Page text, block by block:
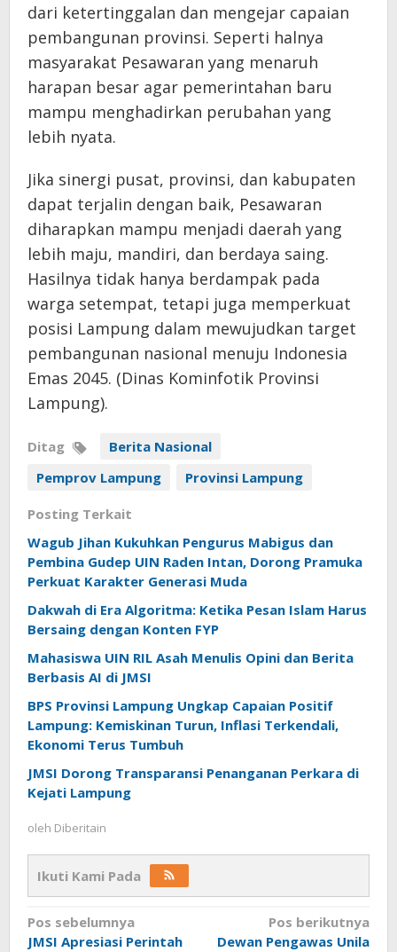
dari ketertinggalan dan mengejar capaian
pembangunan provinsi. Seperti halnya
masyarakat Pesawaran yang menaruh
harapan besar agar pemerintahan baru
mampu menghadirkan perubahan yang
lebih nyata.
Jika sinergi pusat, provinsi, dan kabupaten
dapat terjalin dengan baik, Pesawaran
diharapkan mampu menjadi daerah yang
lebih maju, mandiri, dan berdaya saing.
Hasilnya tidak hanya berdampak pada
warga setempat, tetapi juga memperkuat
posisi Lampung dalam mewujudkan target
pembangunan nasional menuju Indonesia
Emas 2045. (Dinas Kominfotik Provinsi
Lampung).
Ditag
Berita Nasional
Pemprov Lampung
Provinsi Lampung
Posting Terkait
Wagub Jihan Kukuhkan Pengurus Mabigus dan
Pembina Gudep UIN Raden Intan, Dorong Pramuka
Perkuat Karakter Generasi Muda
Dakwah di Era Algoritma: Ketika Pesan Islam Harus
Bersaing dengan Konten FYP
Mahasiswa UIN RIL Asah Menulis Opini dan Berita
Berbasis AI di JMSI
BPS Provinsi Lampung Ungkap Capaian Positif
Lampung: Kemiskinan Turun, Inflasi Terkendali,
Ekonomi Terus Tumbuh
JMSI Dorong Transparansi Penanganan Perkara di
Kejati Lampung
oleh Diberitain
Ikuti Kami Pada
Navigasi
Pos sebelumnya
JMSI Apresiasi Perintah
Pos berikutnya
Dewan Pengawas Unila